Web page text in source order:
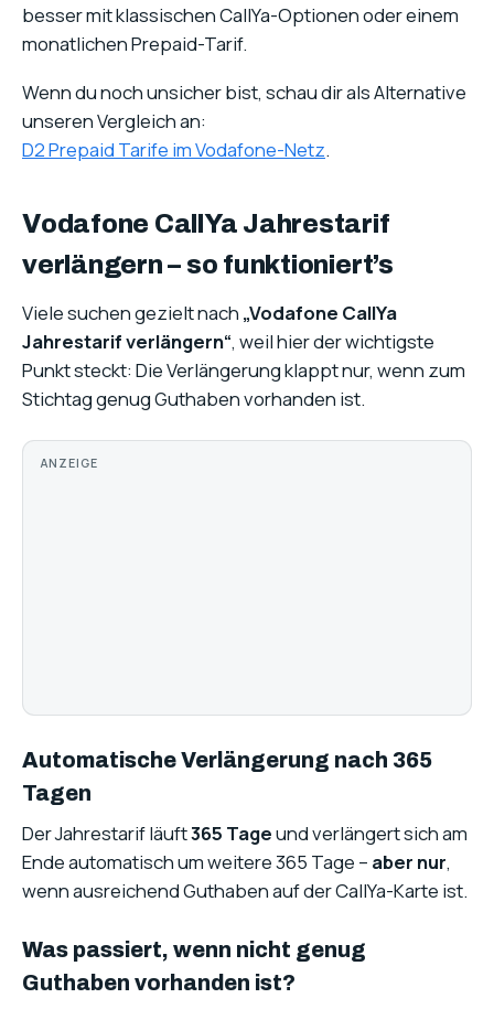
besser mit klassischen CallYa-Optionen oder einem
monatlichen Prepaid-Tarif.
Wenn du noch unsicher bist, schau dir als Alternative
unseren Vergleich an:
D2 Prepaid Tarife im Vodafone-Netz.
Vodafone CallYa Jahrestarif
verlängern – so funktioniert’s
Viele suchen gezielt nach „Vodafone CallYa
Jahrestarif verlängern“, weil hier der wichtigste
Punkt steckt: Die Verlängerung klappt nur, wenn zum
Stichtag genug Guthaben vorhanden ist.
ANZEIGE
Automatische Verlängerung nach 365
Tagen
Der Jahrestarif läuft365 Tageund verlängert sich am
Ende automatisch um weitere 365 Tage – aber nur,
wenn ausreichend Guthaben auf der CallYa-Karte ist.
Was passiert, wenn nicht genug
Guthaben vorhanden ist?